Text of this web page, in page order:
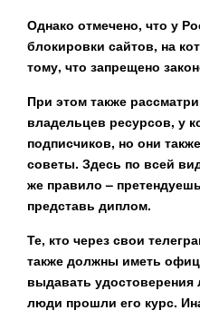
Однако отмечено, что у
блокировки сайтов, на
тому, что запрещено
При этом также
владельцев ресурсов, у
подписчиков, но они
советы. Здесь по всей
же правило –
представь диплом.
Те, кто через свои
также должны иметь
выдавать
люди прошли его курс.